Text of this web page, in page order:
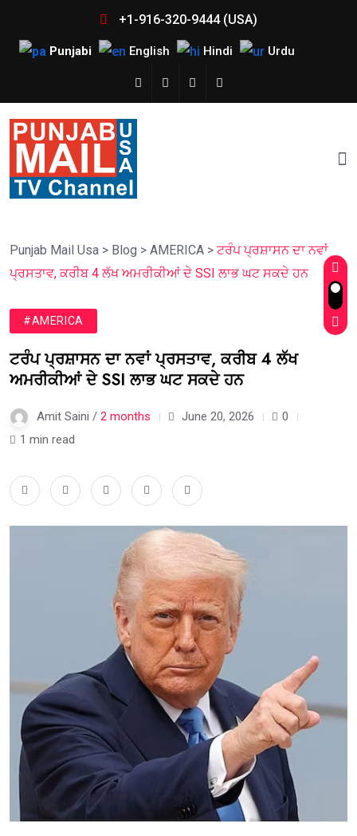
+1-916-320-9444 (USA)
Punjabi English Hindi Urdu
Punjab Mail Usa > Blog > AMERICA > ਟਰੰਪ ਪ੍ਰਸ਼ਾਸਨ ਦਾ ਨਵਾਂ
ਪ੍ਰਸਤਾਵ, ਕਰੀਬ 4 ਲੱਖ ਅਮਰੀਕੀਆਂ ਦੇ SSI ਲਾਭ ਘਟ ਸਕਦੇ ਹਨ
#AMERICA
ਟਰੰਪ ਪ੍ਰਸ਼ਾਸਨ ਦਾ ਨਵਾਂ ਪ੍ਰਸਤਾਵ, ਕਰੀਬ 4 ਲੱਖ
ਅਮਰੀਕੀਆਂ ਦੇ SSI ਲਾਭ ਘਟ ਸਕਦੇ ਹਨ
Amit Saini / 2 months June 20, 2026
0
1 min read